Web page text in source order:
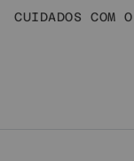
CUIDADOS COM